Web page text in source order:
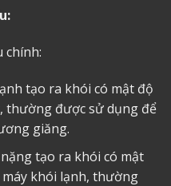
chính:
tạo ra khói có mật độ
thường được sử dụng để
giăng.
tạo ra khói có mật
máy khói lạnh, thường